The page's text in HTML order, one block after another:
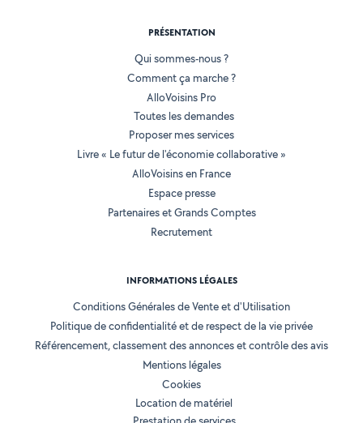
PRÉSENTATION
Qui sommes-nous ?
Comment ça marche ?
AlloVoisins Pro
Toutes les demandes
Proposer mes services
Livre « Le futur de l'économie collaborative »
AlloVoisins en France
Espace presse
Partenaires et Grands Comptes
Recrutement
INFORMATIONS LÉGALES
Conditions Générales de Vente et d'Utilisation
Politique de confidentialité et de respect de la vie privée
Référencement, classement des annonces et contrôle des avis
Mentions légales
Cookies
Location de matériel